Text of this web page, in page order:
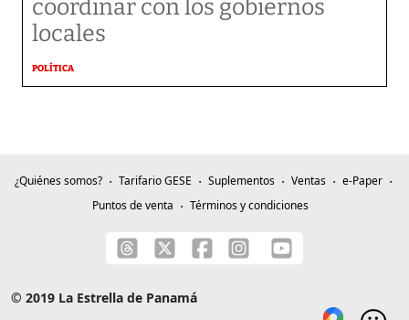
coordinar con los gobiernos
locales
POLÍTICA
¿Quiénes somos? Tarifario GESE Suplementos Ventas
e-Paper
Puntos de venta
Términos y condiciones
© 2019 La Estrella de Panamá